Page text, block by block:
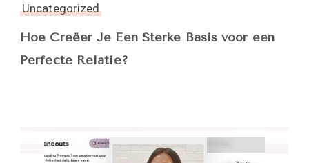
Uncategorized
Hoe Creëer Je Een Sterke Basis voor een
Perfecte Relatie?